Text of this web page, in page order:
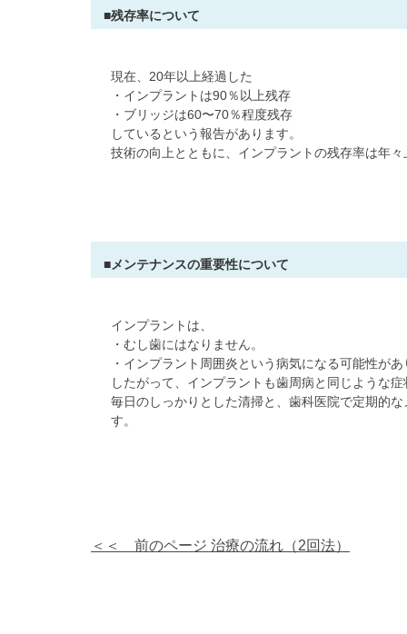
■残存率について
現在、20年以上経過した
・インプラントは90％以上残存
・ブリッジは60〜70％程度残存
しているという報告があります。
技術の向上とともに、インプラントの残存率は年
■メンテナンスの重要性について
インプラントは、
・むし歯にはなりません。
・インプラント周囲炎という病気になる可能性が
したがって、インプラントも歯周病と同じような
毎日のしっかりとした清掃と、歯科医院で定期的
す。
＜＜ 前のページ 治療の流れ（2回法）